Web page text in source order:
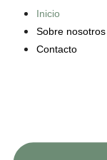
Inicio
Sobre nosotros
Contacto